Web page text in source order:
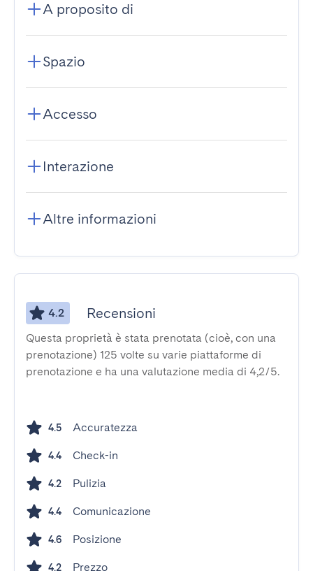
A proposito di
Spazio
Accesso
Interazione
Altre informazioni
4.2 Recensioni
Questa proprietà è stata prenotata (cioè, con una
prenotazione) 125 volte su varie piattaforme di
prenotazione e ha una valutazione media di 4,2/5.
4.5 Accuratezza
4.4 Check-in
4.2 Pulizia
4.4 Comunicazione
4.6 Posizione
4.2 Prezzo